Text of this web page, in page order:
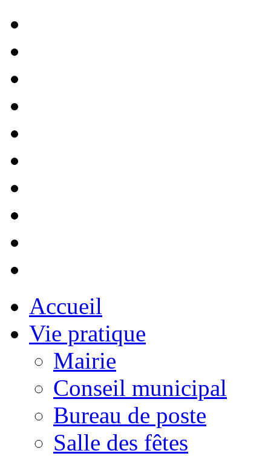
Accueil
Vie pratique
Mairie
Conseil municipal
Bureau de poste
Salle des fêtes